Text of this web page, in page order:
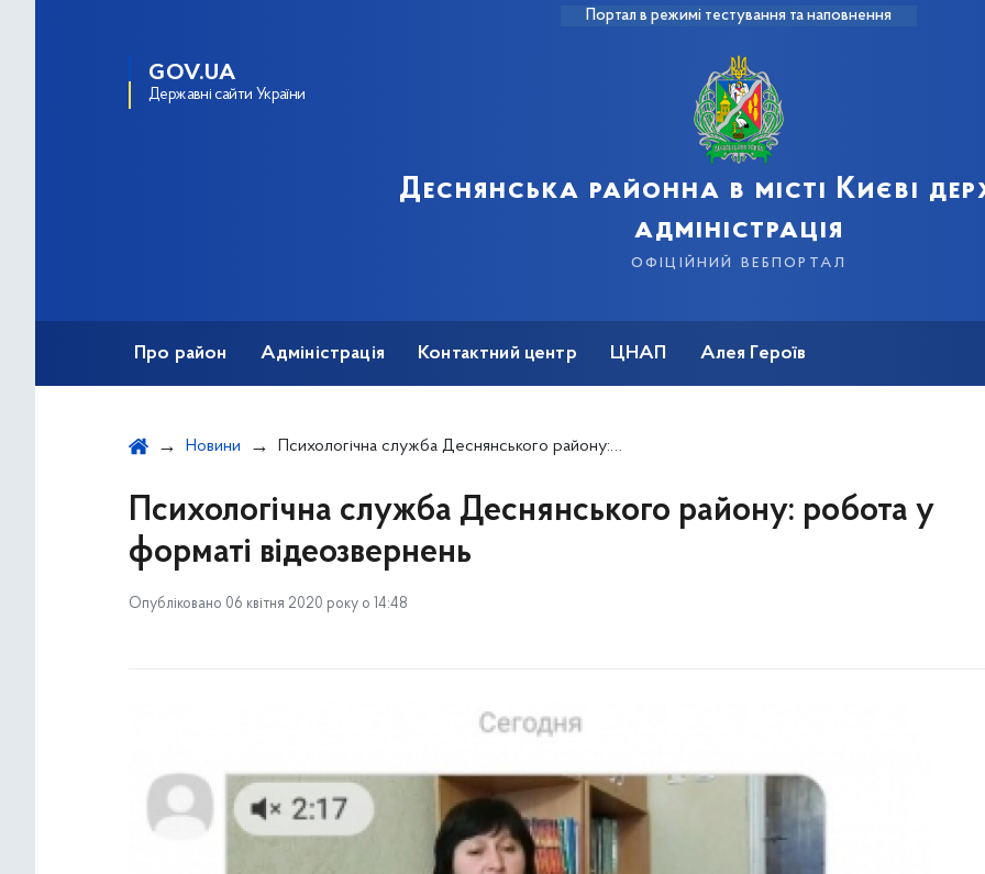
Портал в режимі тестування та наповнення
GOV.UA
Державні сайти України
Деснянська районна в місті Києві
адміністрація
офіційний вебпортал
Про район Адміністрація Контактний центр ЦНАП Алея Героїв
Новини Психологічна служба Деснянського району: робота у форматі відеозвернень
Психологічна служба Деснянського району: робота у
форматі відеозвернень
Опубліковано 06 квітня 2020 року о 14:48